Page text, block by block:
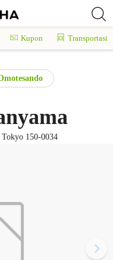
Kupon Transportasi
150-0034